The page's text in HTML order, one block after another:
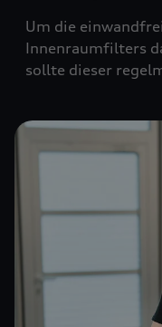
Um die
Innenraumfilters
sollte dieser